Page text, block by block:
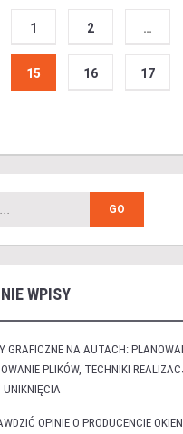
1 2 …
15 16 17
WPISY
GRAFICZNE NA AUTACH:
PLIKÓW, TECHNIKI
UNIKNIĘCIA
OPINIE O PRODUCENCIE OKIEN